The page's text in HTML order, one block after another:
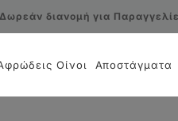
Δωρεάν διανομή για
Οίνοι Αποστάγματα